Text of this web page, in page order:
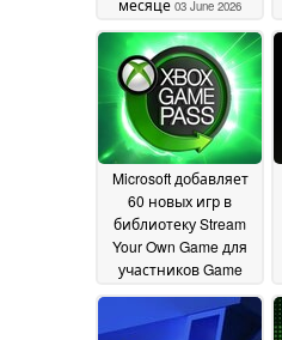
месяце 03 June 2026
Microsoft добавляет
60 новых игр в
библиотеку Stream
Your Own Game для
участников Game
02 June 2026